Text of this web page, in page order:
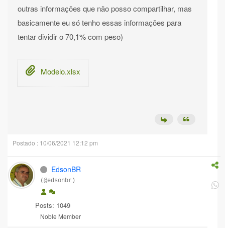
outras informações que não posso compartilhar, mas
basicamente eu só tenho essas informações para
tentar dividir o 70,1% com peso)
Modelo.xlsx
Postado : 10/06/2021 12:12 pm
EdsonBR
(@edsonbr)
Posts: 1049
Noble Member